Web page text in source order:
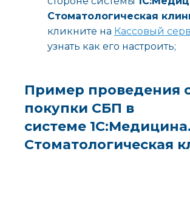
Стоматологическая
кликните на Кассовый
узнать как его настроить;
Пример проведения
покупки СБП в
системе 1С:Медицина.
Стоматологическая